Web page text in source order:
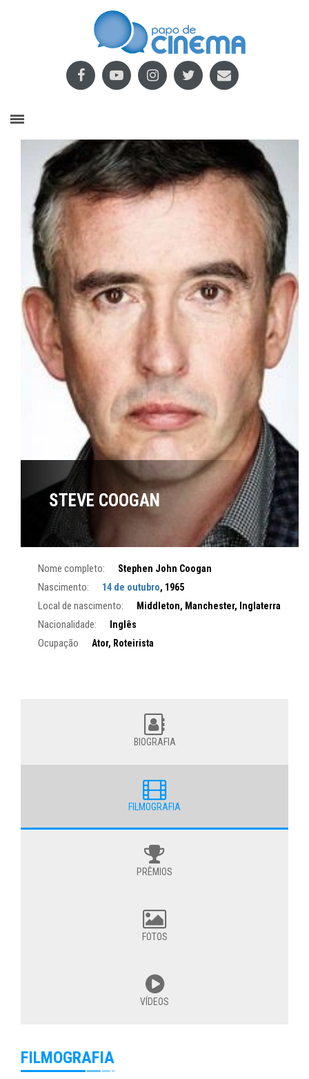
STEVE COOGAN
Nome completo: Stephen John Coogan
Nascimento: 14 de outubro, 1965
Local de nascimento: Middleton, Manchester, Inglaterra
Nacionalidade: Inglês
Ocupação Ator, Roteirista
BIOGRAFIA
FILMOGRAFIA
PRÊMIOS
FOTOS
VÍDEOS
FILMOGRAFIA